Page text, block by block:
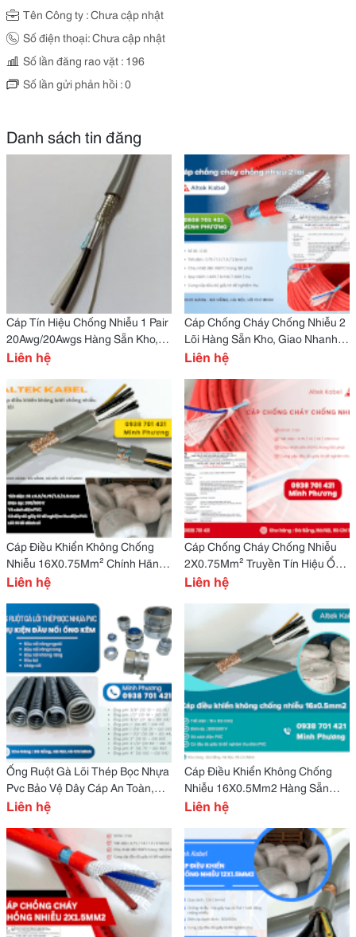
Tên Công ty : Chưa cập nhật
Số điện thoại: Chưa cập nhật
Số lần đăng rao vặt : 196
Số lần gửi phản hồi : 0
Danh sách tin đăng
Cáp Tín Hiệu Chống Nhiễu 1 Pair
20Awg/20Awgs Hàng Sẵn Kho,
Giá Tốt Đà Nẵng, Huế
Liên hệ
Cáp Chống Cháy Chống Nhiễu 2
Lõi Hàng Sẵn Kho, Giao Nhanh
Toàn Quốc Đà Nẵng, Hn
Liên hệ
Cáp Điều Khiển Không Chống
Nhiễu 16X0.75Mm² Chính Hãng
Altek Kabel Đà Nẵng, Huế
Liên hệ
Cáp Chống Cháy Chống Nhiễu
2X0.75Mm² Truyền Tín Hiệu Ổn
Định Thanh Hóa, Bắc Ninh
Liên hệ
Ống Ruột Gà Lõi Thép Bọc Nhựa
Pvc Bảo Vệ Dây Cáp An Toàn,
Bền Bỉ Đà Nẵng, Phú Yên
Liên hệ
Cáp Điều Khiển Không Chống
Nhiễu 16X0.5Mm2 Hàng Sẵn
Kho Đà Nẵng, Hà Nội, Hcm
Liên hệ